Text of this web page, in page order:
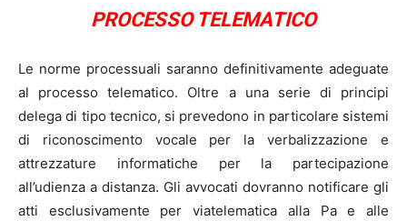
PROCESSO TELEMATICO
Le norme processuali saranno definitivamente adeguate
al processo telematico. Oltre a una serie di principi
delega di tipo tecnico, si prevedono in particolare sistemi
di riconoscimento vocale per la verbalizzazione e
attrezzature informatiche per la partecipazione
all’udienza a distanza. Gli avvocati dovranno notificare gli
atti esclusivamente per viatelematica alla Pa e alle